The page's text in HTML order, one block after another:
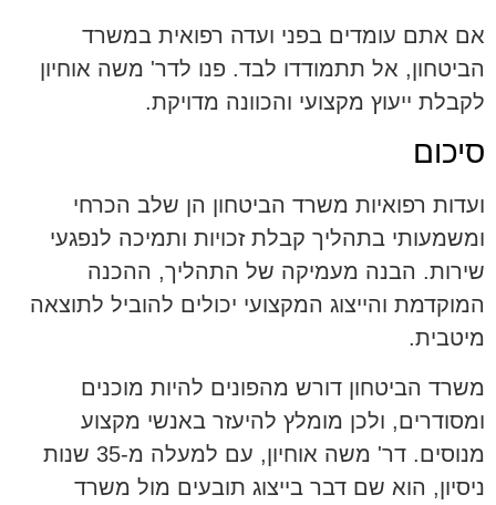
אם אתם עומדים בפני ועדה רפואית במשרד
הביטחון, אל תתמודדו לבד. פנו לדר' משה אוחיון
לקבלת ייעוץ מקצועי והכוונה מדויקת.
סיכום
ועדות רפואיות משרד הביטחון הן שלב הכרחי
ומשמעותי בתהליך קבלת זכויות ותמיכה לנפגעי
שירות. הבנה מעמיקה של התהליך, ההכנה
המוקדמת והייצוג המקצועי יכולים להוביל לתוצאה
מיטבית.
משרד הביטחון דורש מהפונים להיות מוכנים
ומסודרים, ולכן מומלץ להיעזר באנשי מקצוע
מנוסים. דר' משה אוחיון, עם למעלה מ-35 שנות
ניסיון, הוא שם דבר בייצוג תובעים מול משרד